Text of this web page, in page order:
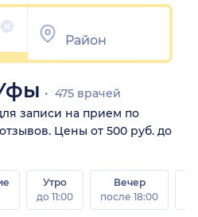
475 врачей
записи на прием по
Цены от 500 руб. до
Утро
до 11:00
Вечер
после 18:00